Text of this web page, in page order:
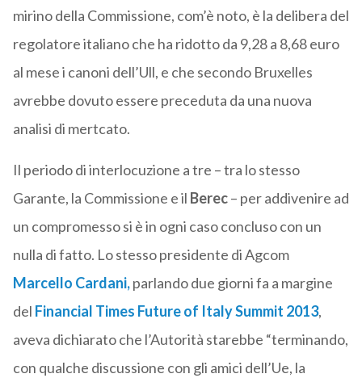
mirino della Commissione, com’è noto, è la delibera del
regolatore italiano che ha ridotto da 9,28 a 8,68 euro
al mese i canoni dell’Ull, e che secondo Bruxelles
avrebbe dovuto essere preceduta da una nuova
analisi di mertcato.
Il periodo di interlocuzione a tre – tra lo stesso
Garante, la Commissione e il Berec– per addivenire ad
un compromesso si è in ogni caso concluso con un
nulla di fatto. Lo stesso presidente di Agcom
Marcello Cardani,parlando due giorni fa a margine
del Financial Times Future of Italy Summit 2013,
aveva dichiarato che l’Autorità starebbe “terminando,
con qualche discussione con gli amici dell’Ue, la